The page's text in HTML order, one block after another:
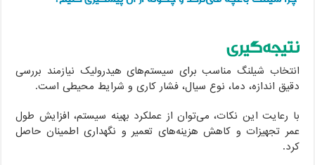
نتیجه‌گیری
انتخاب شیلنگ مناسب برای سیستم‌های هیدرولیک نیازمند بررسی
دقیق اندازه، دما، نوع سیال، فشار کاری و شرایط محیطی است.
با رعایت این نکات، می‌توان از عملکرد بهینه سیستم، افزایش طول
عمر تجهیزات و کاهش هزینه‌های تعمیر و نگهداری اطمینان حاصل
کرد.